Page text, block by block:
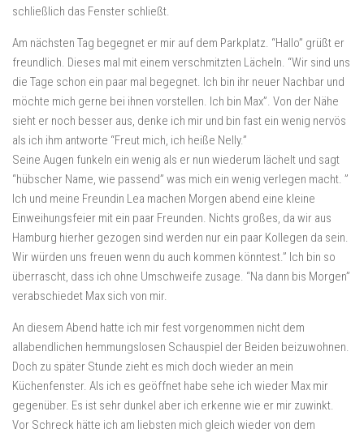
schließlich das Fenster schließt.
Am nächsten Tag begegnet er mir auf dem Parkplatz. “Hallo” grüßt er
freundlich. Dieses mal mit einem verschmitzten Lächeln. “Wir sind uns
die Tage schon ein paar mal begegnet. Ich bin ihr neuer Nachbar und
möchte mich gerne bei ihnen vorstellen. Ich bin Max”. Von der Nähe
sieht er noch besser aus, denke ich mir und bin fast ein wenig nervös
als ich ihm antworte “Freut mich, ich heiße Nelly.”
Seine Augen funkeln ein wenig als er nun wiederum lächelt und sagt
“hübscher Name, wie passend” was mich ein wenig verlegen macht. ”
Ich und meine Freundin Lea machen Morgen abend eine kleine
Einweihungsfeier mit ein paar Freunden. Nichts großes, da wir aus
Hamburg hierher gezogen sind werden nur ein paar Kollegen da sein.
Wir würden uns freuen wenn du auch kommen könntest.” Ich bin so
überrascht, dass ich ohne Umschweife zusage. “Na dann bis Morgen”
verabschiedet Max sich von mir.
An diesem Abend hatte ich mir fest vorgenommen nicht dem
allabendlichen hemmungslosen Schauspiel der Beiden beizuwohnen.
Doch zu später Stunde zieht es mich doch wieder an mein
Küchenfenster. Als ich es geöffnet habe sehe ich wieder Max mir
gegenüber. Es ist sehr dunkel aber ich erkenne wie er mir zuwinkt.
Vor Schreck hätte ich am liebsten mich gleich wieder von dem